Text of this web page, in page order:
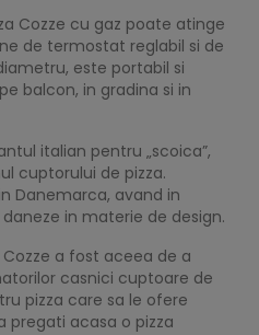
Cozze cu gaz poate atinge
de termostat reglabil si de
este portabil si
balcon, in gradina si in
italian pentru „scoica”,
cuptorului de pizza.
Danemarca, avand in
in materie de design.
a fost aceea de a
casnici cuptoare de
pizza care sa le ofere
pregati acasa o pizza